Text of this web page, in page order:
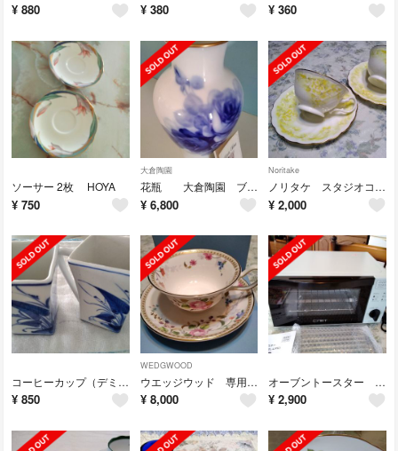
¥ 880 ¥ 380 ¥ 360
ソーサー 2枚 HOYA
¥ 750
大倉陶園
花瓶 大倉陶園 ブルーローズ 大振り 存在感あり 28cm
¥ 6,800
Noritake
ノリタケ スタジオコレクション カップ＆ソーサー２客
¥ 2,000
コーヒーカップ（デミタス)２個 ベトナムのバッチャン焼き
¥ 850
WEDGWOOD
ウエッジウッド 専用です
¥ 8,000
オーブントースター 新品 未使用 C:NET
¥ 2,900